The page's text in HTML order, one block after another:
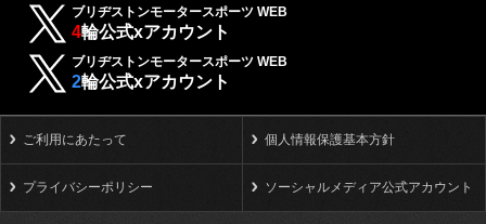
ブリヂストンモータースポーツ WEB
4輪公式xアカウント
ブリヂストンモータースポーツ WEB
2輪公式xアカウント
ご利用にあたって 個人情報保護基本方針
プライバシーポリシー ソーシャルメディア公式アカウント